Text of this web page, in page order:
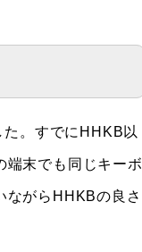
。すでにHHKB以
端末でも同じキーボ
ながらHHKBの良さ